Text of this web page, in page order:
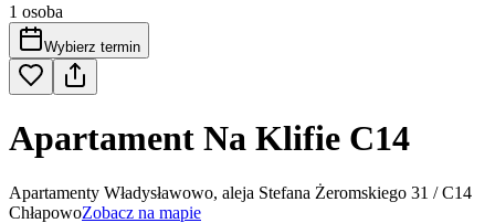
1 osoba
Wybierz termin
Apartament Na Klifie C14
Apartamenty Władysławowo, aleja Stefana Żeromskiego 31 / C14
ChłapowoZobacz na mapie